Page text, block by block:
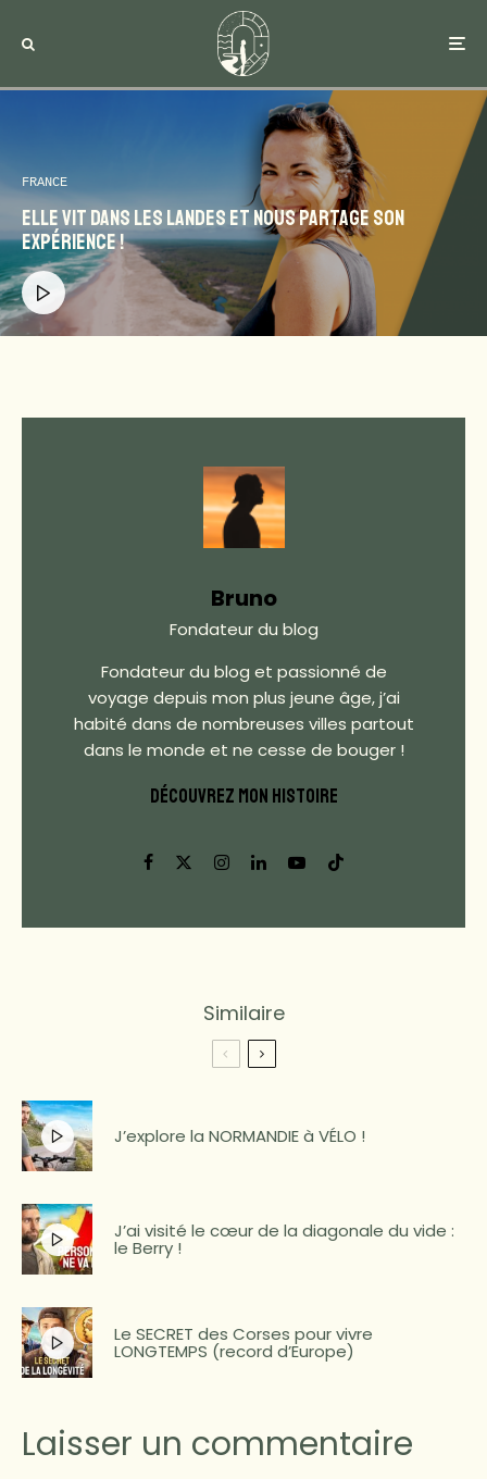
FRANCE
Elle vit dans les landes et nous partage son
expérience !
Bruno
Fondateur du blog
Fondateur du blog et passionné de
voyage depuis mon plus jeune âge, j’ai
habité dans de nombreuses villes partout
dans le monde et ne cesse de bouger !
DÉCOUVREZ MON HISTOIRE
Similaire
J’explore la NORMANDIE à VÉLO !
J’ai visité le cœur de la diagonale du vide :
le Berry !
Le SECRET des Corses pour vivre
LONGTEMPS (record d’Europe)
Laisser un commentaire